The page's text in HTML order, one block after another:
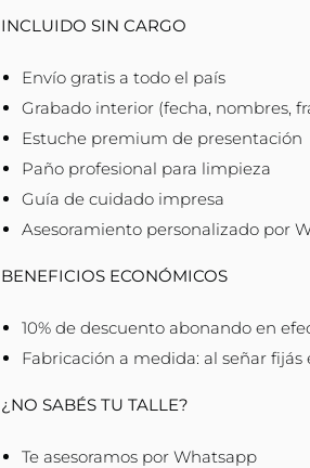
INCLUIDO SIN CARGO
Envío gratis a todo el país
Grabado interior (fecha, nombres,
Estuche premium de presentación
Paño profesional para limpieza
Guía de cuidado impresa
Asesoramiento personalizado por
BENEFICIOS ECONÓMICOS
10% de descuento abonando en
Fabricación a medida: al señar
¿NO SABÉS TU TALLE?
Te asesoramos por Whatsapp